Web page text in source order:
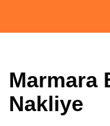
Marmara
Nakliye